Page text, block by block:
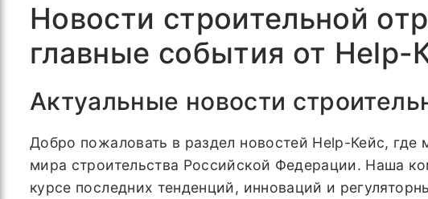
Новости строительной
главные события от Help-
Актуальные новости
Добро пожаловать в раздел новостей Help-Кейс,
мира строительства Российской Федерации. Наша
курсе последних тенденций, инноваций и